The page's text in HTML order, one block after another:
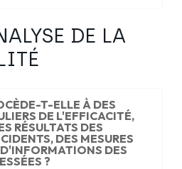
DE LA
T-ELLE À DES
DE L'EFFICACITÉ,
RÉSULTATS DES
DES MESURES
DES
?